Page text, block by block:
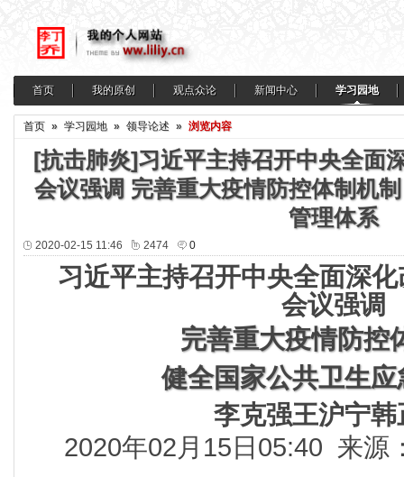
首页 我的原创 观点众论 新闻中心 学习园地
首页 » 学习园地 » 领导论述 » 浏览内容
[抗击肺炎]习近平主持召开中央全面
会议强调 完善重大疫情防控体制机
管理体系
2020-02-15 11:46 2474 0
习近平主持召开中央全面深
会议强调
完善重大疫情防
健全国家公共卫生
李克强王沪宁韩
2020年02月15日05:40 来源